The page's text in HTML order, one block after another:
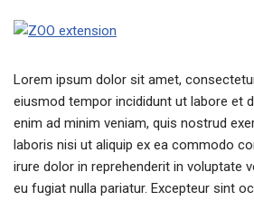
Lorem ipsum dolor sit amet,
eiusmod tempor incididunt ut labore et
enim ad minim veniam, quis nostrud
laboris nisi ut aliquip ex ea commodo
irure dolor in reprehenderit in voluptate
eu fugiat nulla pariatur. Excepteur sint